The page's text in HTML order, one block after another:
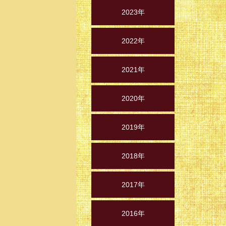
2023年
2022年
2021年
2020年
2019年
2018年
2017年
2016年